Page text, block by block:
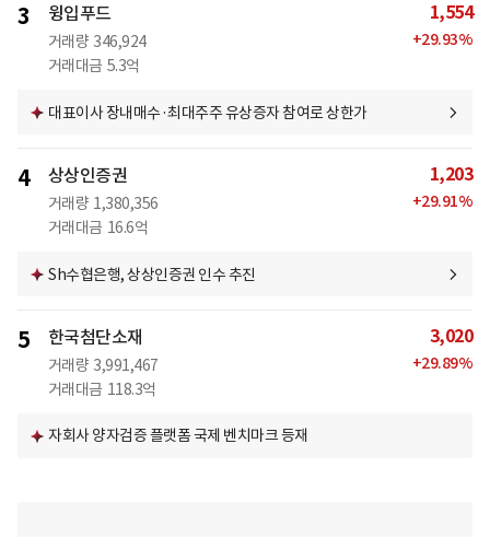
3 윙입푸드
거래량 346,924
거래대금 5.3억
1,554
+29.93%
대표이사 장내매수·최대주주 유상증자 참여로 상한가
4 상상인증권
거래량 1,380,356
거래대금 16.6억
1,203
+29.91%
Sh수협은행, 상상인증권 인수 추진
5 한국첨단소재
거래량 3,991,467
거래대금 118.3억
3,020
+29.89%
자회사 양자검증 플랫폼 국제 벤치마크 등재